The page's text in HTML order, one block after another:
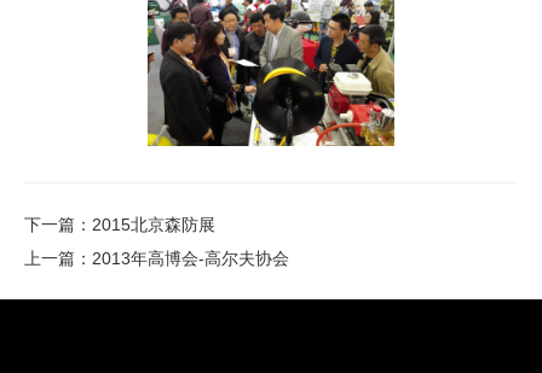
下一篇 ： 2015北京森防展
上一篇 ： 2013年高博会-高尔夫协会